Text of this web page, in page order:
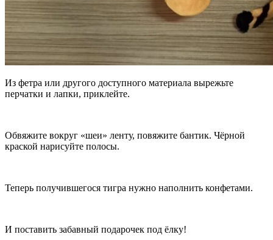
Из фетра или другого доступного материала вырежьте
перчатки и лапки, приклейте.
Обвяжите вокруг «шеи» ленту, повяжите бантик. Чёрной
краской нарисуйте полосы.
Теперь получившегося тигра нужно наполнить конфетами.
И поставить забавный подарочек под ёлку!